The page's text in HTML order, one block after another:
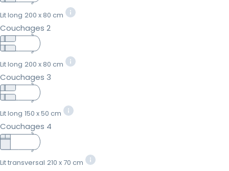
Lit long 200 x 80 cm
Couchages 2
Lit long 200 x 80 cm
Couchages 3
Lit long 150 x 50 cm
Couchages 4
Lit transversal 210 x 70 cm